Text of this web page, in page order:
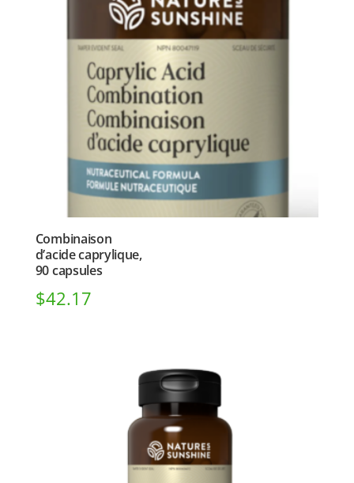
Combinaison
d’acide caprylique,
90 capsules
$42.17